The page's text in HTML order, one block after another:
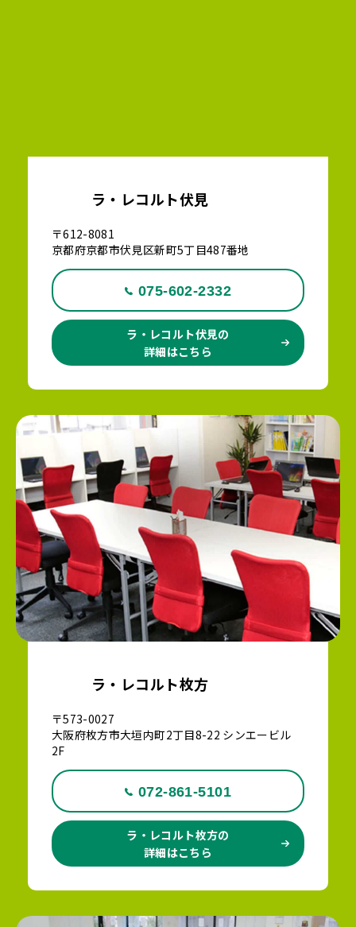
ラ・レコルト伏見
〒612-8081
京都府京都市伏見区新町5丁目487番地
075-602-2332
ラ・レコルト伏見の
詳細はこちら
ラ・レコルト枚方
〒573-0027
大阪府枚方市大垣内町2丁目8-22 シンエービル
2F
072-861-5101
ラ・レコルト枚方の
詳細はこちら